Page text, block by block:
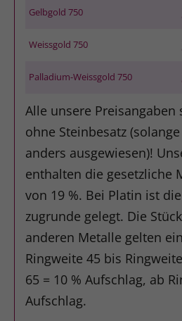
Gelbgold 750
Weissgold 750
Palladium-Weissgold 750
Alle unsere
ohne Steinbesatz
anders ausgewiesen)!
enthalten die gesetzliche
von 19 %. Bei Platin ist
zugrunde gelegt. Die
anderen Metalle gelten
Ringweite 45 bis
65 = 10 % Aufschlag, ab
Aufschlag.